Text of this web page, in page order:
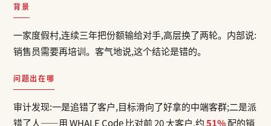
背景
一家度假村,连续三年把份额输给对手,高层换了两轮。内部说:
销售员需要再培训。客气地说,这个结论是错的。
问题出在哪
审计发现:一是追错了客户,目标滑向了好拿的中端客群;二是派
错了人——用 WHALE Code 比对前 20 大客户,约51%配的销